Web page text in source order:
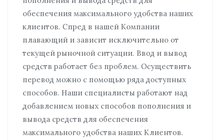
обеспечения максимального удобства наших
клиентов. Спред в нашей Компании
плавающий и зависит исключительно от
текущей рыночной ситуации. Ввод и вывод
средств работает без проблем. Осуществить
перевод можно с помощью ряда доступных
способов. Наши специалисты работают над
добавлением новых способов пополнения и
вывода средств для обеспечения
максимального удобства наших Клиентов.